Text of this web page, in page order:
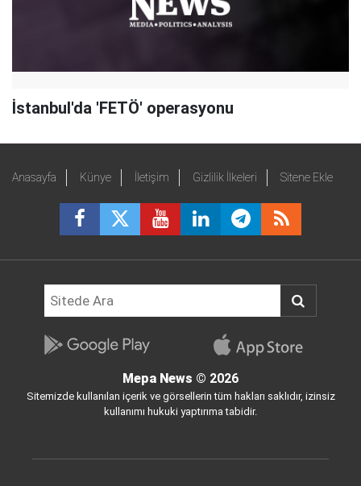
İstanbul'da 'FETÖ' operasyonu
Anasayfa Künye İletişim Gizlilik İlkeleri Sitene Ekle
Mepa News © 2026
Sitemizde kullanılan içerik ve görsellerin tüm hakları saklıdır, izinsiz
kullanımı hukuki yaptırıma tabidir.